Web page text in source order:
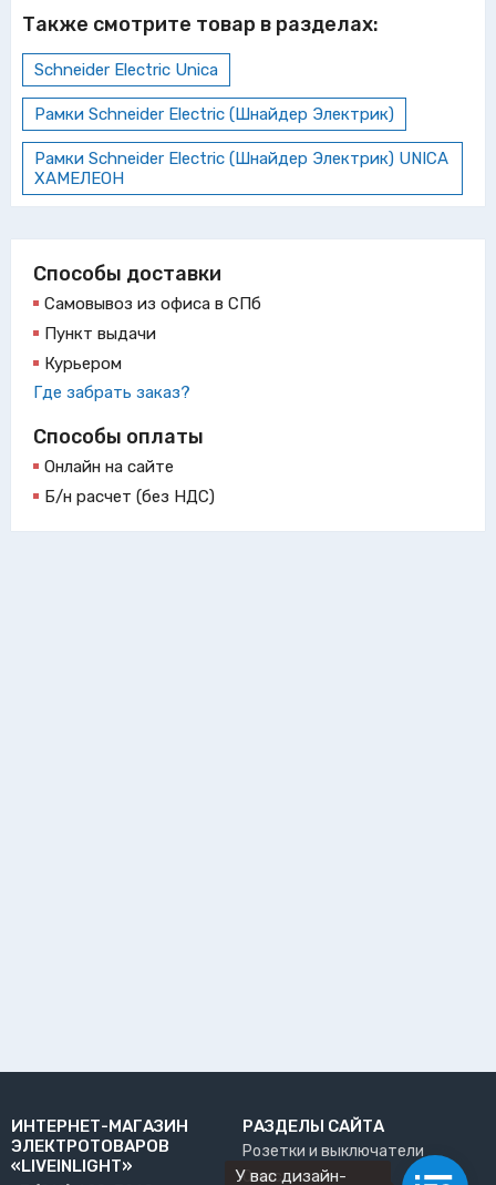
Также смотрите товар в разделах:
Schneider Electric Unica
Рамки Schneider Electric (Шнайдер Электрик)
Рамки Schneider Electric (Шнайдер Электрик) UNICA
ХАМЕЛЕОН
Способы доставки
Самовывоз из офиса в СПб
Пункт выдачи
Курьером
Где забрать заказ?
Способы оплаты
Онлайн на сайте
Б/н расчет (без НДС)
ИНТЕРНЕТ-МАГАЗИН
ЭЛЕКТРОТОВАРОВ
«LIVEINLIGHT»
РАЗДЕЛЫ САЙТА
Розетки и выключатели
О нас
У вас дизайн-